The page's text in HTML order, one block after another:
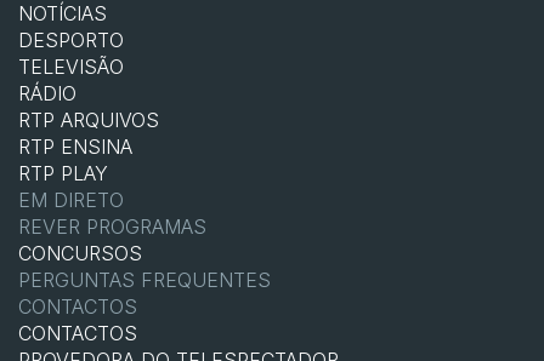
NOTÍCIAS
DESPORTO
TELEVISÃO
RÁDIO
RTP ARQUIVOS
RTP ENSINA
RTP PLAY
EM DIRETO
REVER PROGRAMAS
CONCURSOS
PERGUNTAS FREQUENTES
CONTACTOS
CONTACTOS